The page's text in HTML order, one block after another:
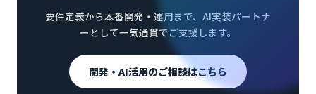
要件定義から本番開発・運用まで、AI実装パートナ
ーとして一気通貫でご支援します。
開発・AI活用のご相談はこちら